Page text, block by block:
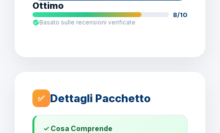
Ottimo
8/10
Basato sulle recensioni verificate
✅ Dettagli Pacchetto
✓ Cosa Comprende